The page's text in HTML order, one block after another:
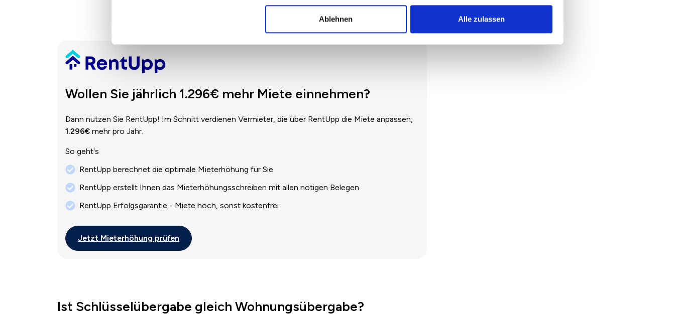
Ablehnen Alle zulassen
Wollen Sie jährlich 1.296€ mehr Miete einnehmen?
Dann nutzen Sie RentUpp! Im Schnitt verdienen Vermieter, die über RentUpp die Miete anpassen,
1.296€ mehr pro Jahr.
So geht's
RentUpp berechnet die optimale Mieterhöhung für Sie
RentUpp erstellt Ihnen das Mieterhöhungsschreiben mit allen nötigen Belegen
RentUpp Erfolgsgarantie - Miete hoch, sonst kostenfrei
Jetzt Mieterhöhung prüfen
Ist Schlüsselübergabe gleich Wohnungsübergabe?